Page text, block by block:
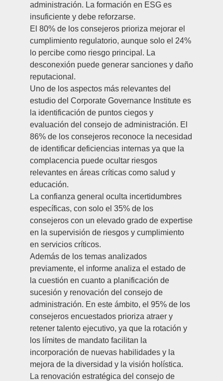
administración. La formación en ESG es
insuficiente y debe reforzarse.
El 80% de los consejeros prioriza mejorar el
cumplimiento regulatorio, aunque solo el 24%
lo percibe como riesgo principal. La
desconexión puede generar sanciones y daño
reputacional.
Uno de los aspectos más relevantes del
estudio del Corporate Governance Institute es
la identificación de puntos ciegos y
evaluación del consejo de administración. El
86% de los consejeros reconoce la necesidad
de identificar deficiencias internas ya que la
complacencia puede ocultar riesgos
relevantes en áreas críticas como salud y
educación.
La confianza general oculta incertidumbres
específicas, con solo el 35% de los
consejeros con un elevado grado de expertise
en la supervisión de riesgos y cumplimiento
en servicios críticos.
Además de los temas analizados
previamente, el informe analiza el estado de
la cuestión en cuanto a planificación de
sucesión y renovación del consejo de
administración. En este ámbito, el 95% de los
consejeros encuestados prioriza atraer y
retener talento ejecutivo, ya que la rotación y
los límites de mandato facilitan la
incorporación de nuevas habilidades y la
mejora de la diversidad y la visión holística.
La renovación estratégica del consejo de